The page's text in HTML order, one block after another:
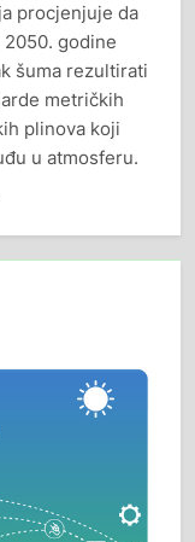
procjenjuje da
2050. godine
šuma rezultirati
metričkih
plinova koji
u atmosferu.